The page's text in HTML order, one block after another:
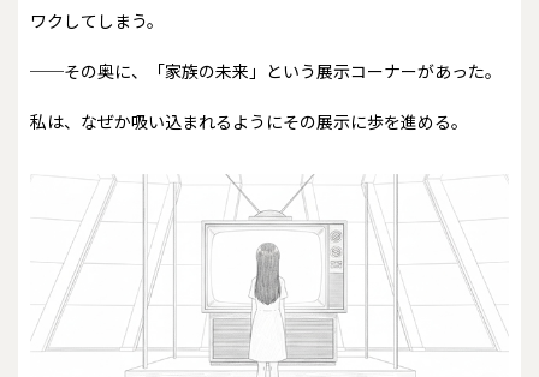
ワクしてしまう。
──その奥に、「家族の未来」という展示コーナーがあった。
私は、なぜか吸い込まれるようにその展示に歩を進める。